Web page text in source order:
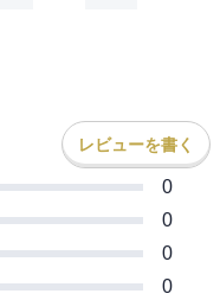
レビューを書く
0
0
0
0